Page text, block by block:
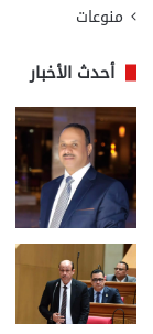
منوعات
أحدث الأخبار